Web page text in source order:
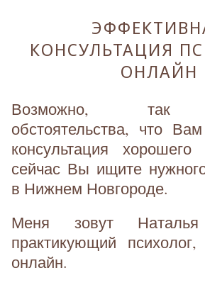
КОНСУЛЬТАЦИЯ
ОНЛАЙН
Возможно, так
обстоятельства, что
консультация
сейчас Вы ищите
в Нижнем Новгороде.
Меня зовут
практикующий психолог,
онлайн.